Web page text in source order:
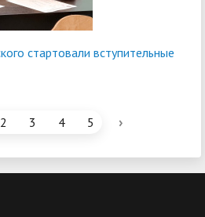
стартовали вступительные
2 3 4 5 ›